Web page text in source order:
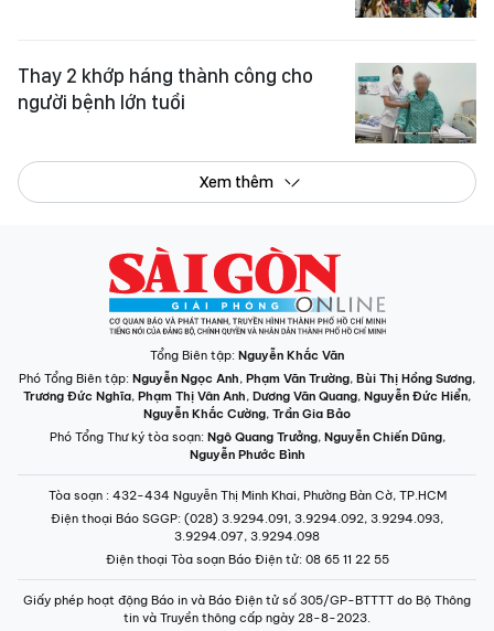
Thay 2 khớp háng thành công cho
người bệnh lớn tuổi
Xem thêm
Tổng Biên tập: Nguyễn Khắc Văn
Phó Tổng Biên tập: Nguyễn Ngọc Anh, Phạm Văn Trường, Bùi Thị Hồng Sương,
Trương Đức Nghĩa, Phạm Thị Vân Anh, Dương Văn Quang, Nguyễn Đức Hiển,
Nguyễn Khắc Cường, Trần Gia Bảo
Phó Tổng Thư ký tòa soạn: Ngô Quang Trưởng, Nguyễn Chiến Dũng,
Nguyễn Phước Bình
Tòa soạn : 432-434 Nguyễn Thị Minh Khai, Phường Bàn Cờ, TP.HCM
Điện thoại Báo SGGP: (028) 3.9294.091, 3.9294.092, 3.9294.093,
3.9294.097, 3.9294.098
Điện thoại Tòa soạn Báo Điện tử: 08 65 11 22 55
Giấy phép hoạt động Báo in và Báo Điện tử số 305/GP-BTTTT do Bộ Thông
tin và Truyền thông cấp ngày 28-8-2023.